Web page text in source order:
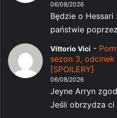
06/08/2026
Będzie o
państwie
Vittorio Vici -
sezon 3, odcinek
[SPOILERY]
06/08/2026
Jeyne Arryn
Jeśli obrzydza ci